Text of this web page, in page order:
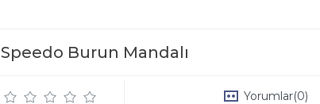
Speedo Burun Mandalı
Yorumlar(0)